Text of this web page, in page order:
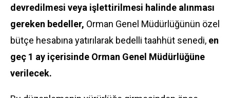
devredilmesi veya işlettirilmesi halinde alınması
gereken bedeller, Orman Genel Müdürlüğünün özel
bütçe hesabına yatırılarak bedelli taahhüt senedi, en
geç 1 ay içerisinde Orman Genel Müdürlüğüne
verilecek.